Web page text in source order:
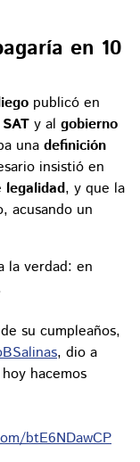
en 10
publicó en
SAT y al gobierno
una definición
insistió en
legalidad, y que la
acusando un
la verdad: en
su cumpleaños,
, dio a
hacemos
btE6NDawCP